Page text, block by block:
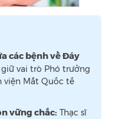
các bệnh về Đáy
vai trò Phó trưởng
viện Mắt Quốc tế
vững chắc: Thạc sĩ